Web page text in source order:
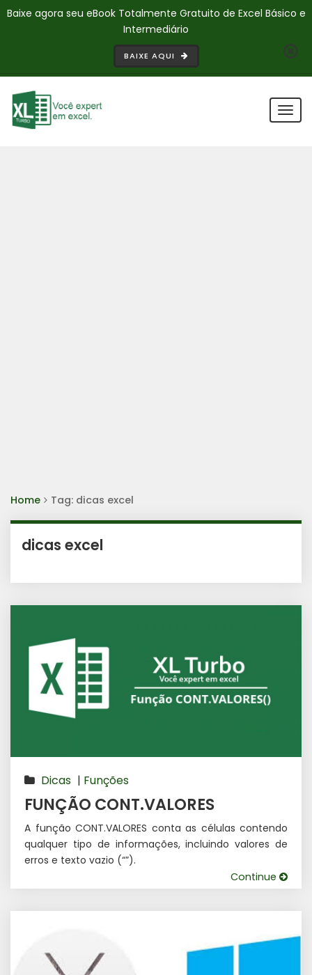
Baixe agora seu eBook Totalmente Gratuito de Excel Básico e
Intermediário
BAIXE AQUI
Home Tag: dicas excel
dicas excel
Dicas | Funções
FUNÇÃO CONT.VALORES
A função CONT.VALORES conta as células contendo
qualquer tipo de informações, incluindo valores de
erros e texto vazio (“”).
Continue